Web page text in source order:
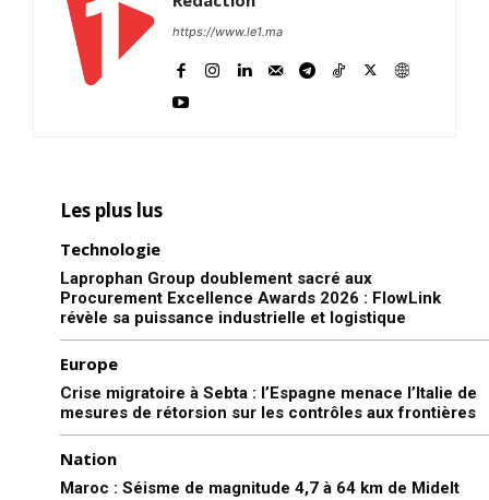
https://www.le1.ma
Les plus lus
Technologie
Laprophan Group doublement sacré aux
Procurement Excellence Awards 2026 : FlowLink
révèle sa puissance industrielle et logistique
Europe
Crise migratoire à Sebta : l’Espagne menace l’Italie de
mesures de rétorsion sur les contrôles aux frontières
Nation
Maroc : Séisme de magnitude 4,7 à 64 km de Midelt